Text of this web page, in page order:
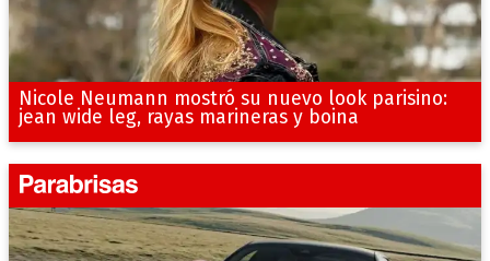
Nicole Neumann mostró su nuevo look parisino:
jean wide leg, rayas marineras y boina